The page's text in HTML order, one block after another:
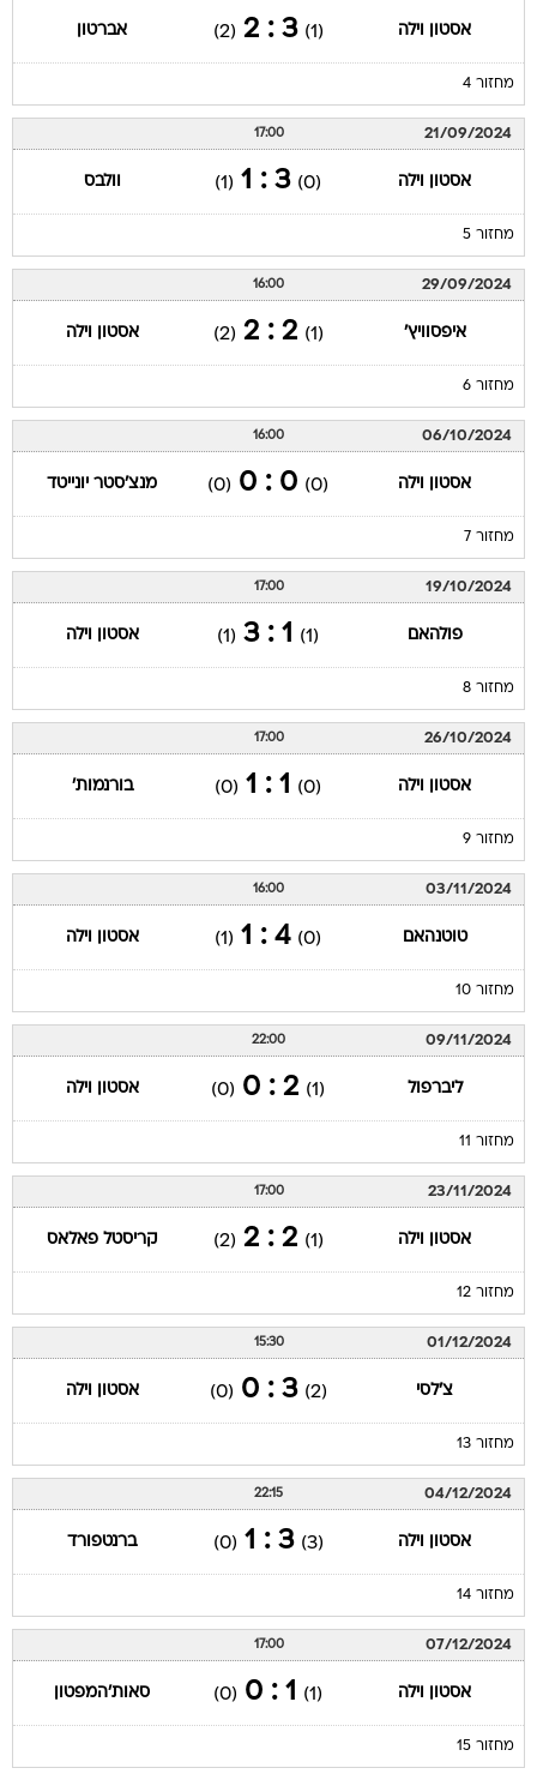
אסטון וילה (1)
3 : 2
(2) אברטון
מחזור 4
21/09/2024
17:00
אסטון וילה (0)
3 : 1
(1) וולבס
מחזור 5
29/09/2024
16:00
איפסוויץ' (1)
2 : 2
(2) אסטון וילה
מחזור 6
06/10/2024
16:00
אסטון וילה (0)
0 : 0
(0) מנצ'סטר יונייטד
מחזור 7
19/10/2024
17:00
פולהאם (1)
1 : 3
(1) אסטון וילה
מחזור 8
26/10/2024
17:00
אסטון וילה (0)
1 : 1
(0) בורנמות'
מחזור 9
03/11/2024
16:00
טוטנהאם (0)
4 : 1
(1) אסטון וילה
מחזור 10
09/11/2024
22:00
ליברפול (1)
2 : 0
(0) אסטון וילה
מחזור 11
23/11/2024
17:00
אסטון וילה (1)
2 : 2
(2) קריסטל פאלאס
מחזור 12
01/12/2024
15:30
צ'לסי (2)
3 : 0
(0) אסטון וילה
מחזור 13
04/12/2024
22:15
אסטון וילה (3)
3 : 1
(0) ברנטפורד
מחזור 14
07/12/2024
17:00
אסטון וילה (1)
1 : 0
(0) סאות'המפטון
מחזור 15